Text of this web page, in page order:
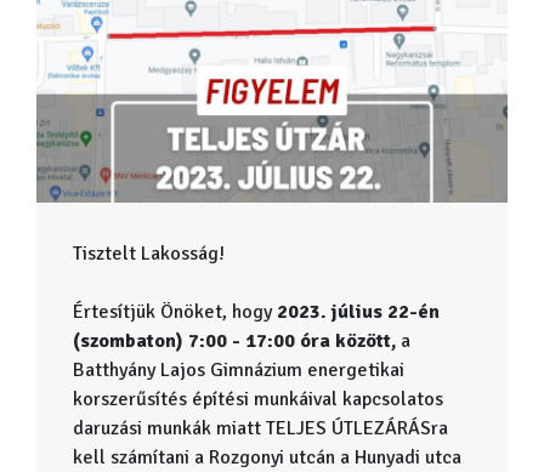
Tisztelt Lakosság!
Értesítjük Önöket, hogy 2023. július 22-én
(szombaton) 7:00 - 17:00 óra között, a
Batthyány Lajos Gimnázium energetikai
korszerűsítés építési munkáival kapcsolatos
daruzási munkák miatt TELJES ÚTLEZÁRÁSra
kell számítani a Rozgonyi utcán a Hunyadi utca